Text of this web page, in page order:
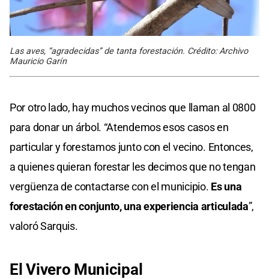
Las aves, “agradecidas” de tanta forestación. Crédito: Archivo
Mauricio Garín
Por otro lado, hay muchos vecinos que llaman al 0800
para donar un árbol. “Atendemos esos casos en
particular y forestamos junto con el vecino. Entonces,
a quienes quieran forestar les decimos que no tengan
vergüenza de contactarse con el municipio. Es una
forestación en conjunto, una experiencia articulada”,
valoró Sarquis.
El Vivero Municipal